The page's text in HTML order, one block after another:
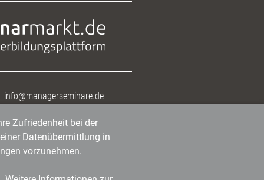
info@managerseminare.de
Zufriedenheit bei der
Datenübermittlung in
vorzunehmen.